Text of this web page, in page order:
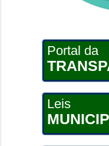
Portal da
Leis